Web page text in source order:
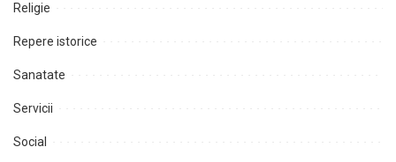
Religie
Repere istorice
Sanatate
Servicii
Social